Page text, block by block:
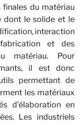
finales du matériau
dont le solide et le
interaction
et des
matériau. Pour
il est donc
permettant de
les matériaux
d’élaboration en
Les industriels